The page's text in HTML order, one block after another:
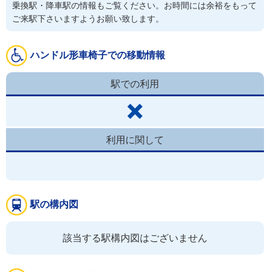
乗換駅・降車駅の情報もご覧ください。お時間には余裕をもって
ご来駅下さいますようお願い致します。
ハンドル形車椅子での移動情報
駅での利用
利用に関して
駅の構内図
該当する駅構内図はございません